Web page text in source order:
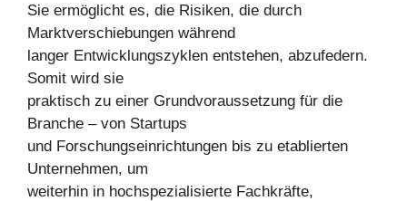
Sie ermöglicht es, die Risiken, die durch
Marktverschiebungen während
langer Entwicklungszyklen entstehen, abzufedern.
Somit wird sie
praktisch zu einer Grundvoraussetzung für die
Branche – von Startups
und Forschungseinrichtungen bis zu etablierten
Unternehmen, um
weiterhin in hochspezialisierte Fachkräfte,